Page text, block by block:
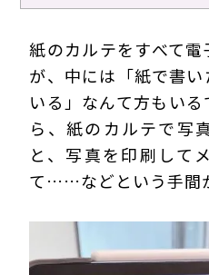
紙のカルテをすべて
が、中には「紙で書
いる」なんて方もい
ら、紙のカルテで写
と、写真を印刷して
て……などという手間